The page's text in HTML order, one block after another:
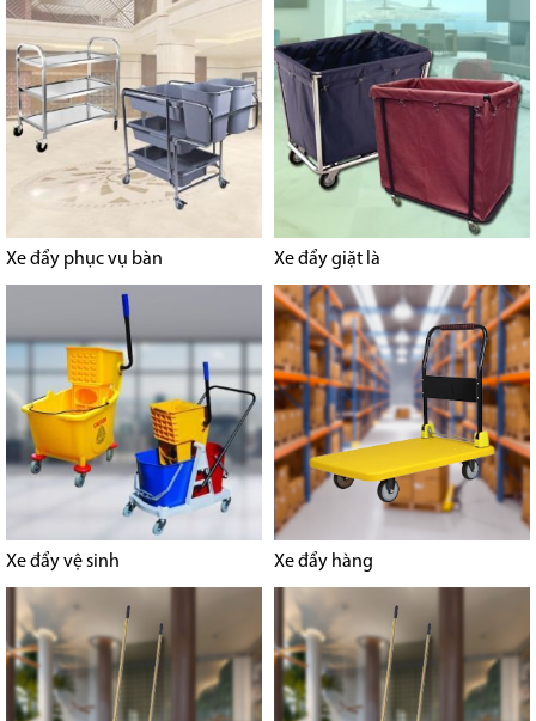
Xe đẩy phục vụ bàn Xe đẩy giặt là
Xe đẩy vệ sinh Xe đẩy hàng